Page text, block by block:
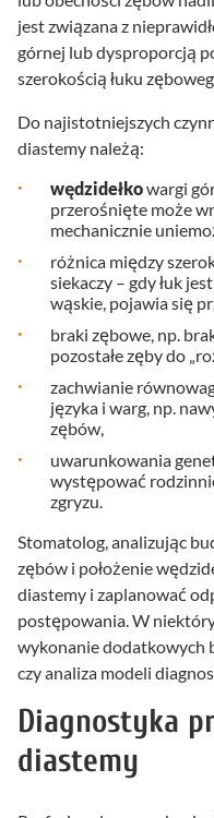
jest związana z
górnej lub dysproporcją
szerokością łuku
Do najistotniejszych
diastemy należą:
wędzidełkowargi
przerośnięte może
mechanicznie
różnica między
siekaczy – gdy łuk
wąskie, pojawia się
braki zębowe, np.
pozostałe zęby do
zachwianie
języka i warg, np.
zębów,
uwarunkowania
występować
zgryzu.
Stomatolog, analizując
zębów i położenie
diastemy i zaplanować
postępowania. W
wykonanie dodatkowych
czy analiza modeli
Diagnostyka
diastemy